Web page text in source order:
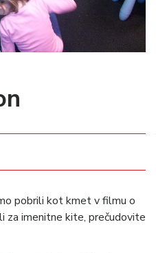
pobrili kot kmet v filmu o
za imenitne kite, prečudovite